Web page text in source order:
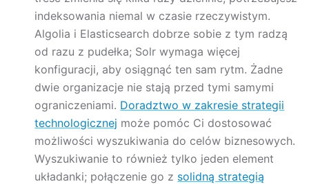
indeksowania niemal w czasie rzeczywistym.
Algolia i Elasticsearch dobrze sobie z tym radzą
od razu z pudełka; Solr wymaga więcej
konfiguracji, aby osiągnąć ten sam rytm. Żadne
dwie organizacje nie stają przed tymi samymi
ograniczeniami. Doradztwo w zakresie strategii
technologicznej może pomóc Ci dostosować
możliwości wyszukiwania do celów biznesowych.
Wyszukiwanie to również tylko jeden element
układanki; połączenie go z solidną strategią